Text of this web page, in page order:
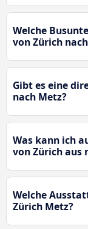
Welche
von Zürich
Gibt es eine
nach Metz?
Was kann ich
von Zürich aus
Welche
Zürich Metz?